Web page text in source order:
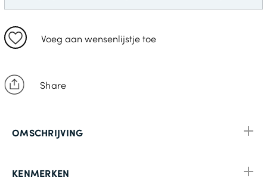
Voeg aan wensenlijstje toe
Share
KENMERKEN
OMSCHRIJVING